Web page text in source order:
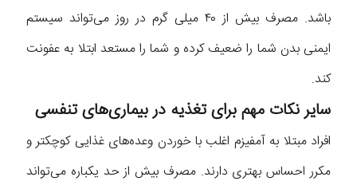
باشد. مصرف بیش از ۴۰ میلی گرم در روز می‌تواند سیستم
ایمنی بدن شما را ضعیف کرده و شما را مستعد ابتلا به عفونت
کند.
سایر نکات مهم برای تغذیه در بیماری‌های تنفسی
افراد مبتلا به آمفیزم اغلب با خوردن وعده‌های غذایی کوچکتر و
مکرر احساس بهتری دارند. مصرف بیش از حد یکباره می‌تواند